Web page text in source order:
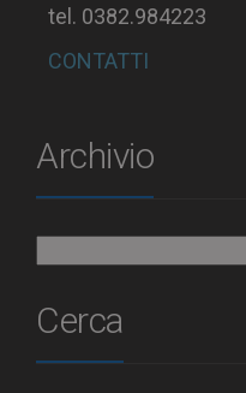
tel. 0382.984223
CONTATTI
Archivio
Cerca